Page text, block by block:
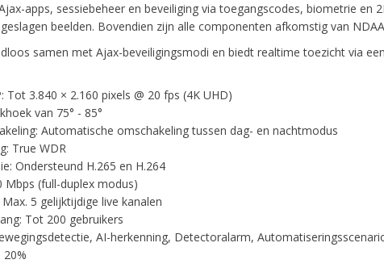
apps, sessiebeheer en beveiliging via toegangscodes, biometrie en
beelden. Bovendien zijn alle componenten afkomstig van
samen met Ajax-beveiligingsmodi en biedt realtime toezicht via
Tot 3.840 × 2.160 pixels @ 20 fps (4K UHD)
van 75° - 85°
Automatische omschakeling tussen dag- en nachtmodus
True WDR
Ondersteund H.265 en H.264
Mbps (full-duplex modus)
5 gelijktijdige live kanalen
Tot 200 gebruikers
AI-herkenning, Detectoralarm,
20%